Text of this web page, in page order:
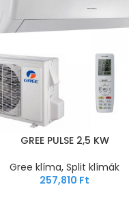
GREE PULSE 2,5 KW
Gree klíma, Split klímák
257,810 Ft